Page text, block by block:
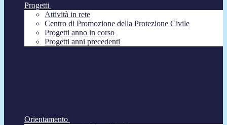
Progetti
Attività in rete
Centro di Promozione della Protezione Civile
Progetti anno in corso
Progetti anni precedenti
Orientamento